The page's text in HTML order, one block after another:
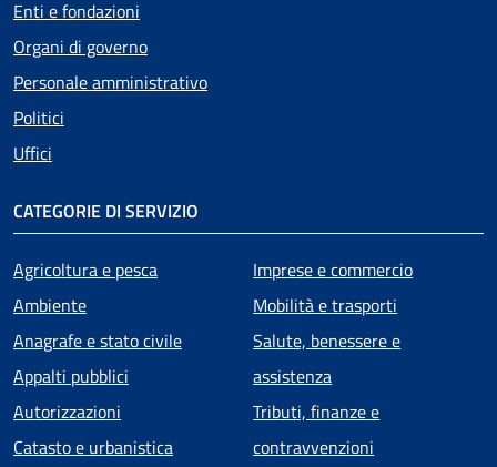
Enti e fondazioni
Organi di governo
Personale amministrativo
Politici
Uffici
CATEGORIE DI SERVIZIO
Agricoltura e pesca
Ambiente
Anagrafe e stato civile
Appalti pubblici
Autorizzazioni
Catasto e urbanistica
Imprese e commercio
Mobilità e trasporti
Salute, benessere e
assistenza
Tributi, finanze e
contravvenzioni